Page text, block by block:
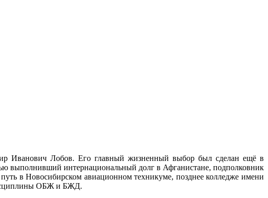
Иванович Лобов. Его главный жизненный выбор был сделан ещё в
выполнивший интернациональный долг в Афганистане, подполковник
в Новосибирском авиационном техникуме, позднее колледже имени
ОБЖ и БЖД.